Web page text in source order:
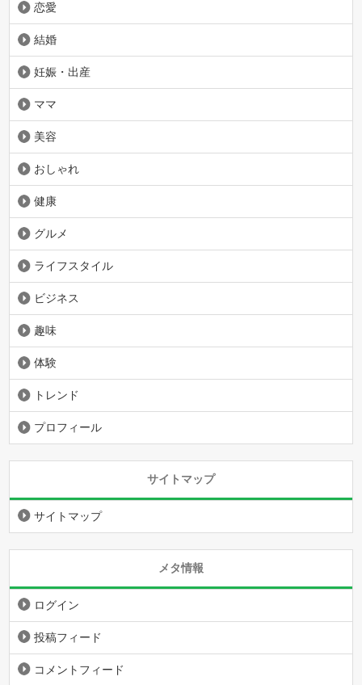
恋愛
結婚
妊娠・出産
ママ
美容
おしゃれ
健康
グルメ
ライフスタイル
ビジネス
趣味
体験
トレンド
プロフィール
サイトマップ
サイトマップ
メタ情報
ログイン
投稿フィード
コメントフィード